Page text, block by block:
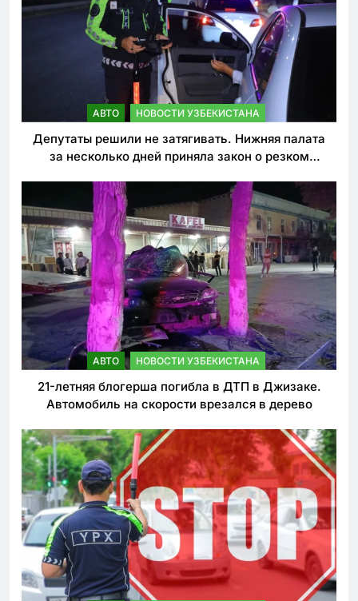
АВТО НОВОСТИ УЗБЕКИСТАНА
Депутаты решили не затягивать. Нижняя палата
за несколько дней приняла закон о резком
АВТО НОВОСТИ УЗБЕКИСТАНА
21-летняя блогерша погибла в ДТП в Джизаке.
Автомобиль на скорости врезался в дерево